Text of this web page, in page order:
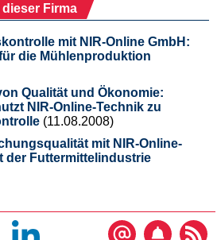
Firma
mit NIR-Online GmbH:
die Mühlenproduktion
Qualität und Ökonomie:
NIR-Online-Technik zu
(11.08.2008)
mit NIR-Online-
der Futtermittelindustrie